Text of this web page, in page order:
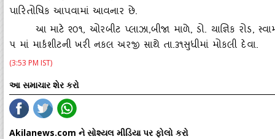
પારિતોષિક આપવામાં આવનાર છે.
આ માટે ૨૦૧, ઓરબીટ પ્‍લાઝા,બીજા માળે, ડો. યાજ્ઞિક રોડ,
૫ માં માર્કશીટની ખરી નકલ અરજી સાથે તા.૩૧સુધીમાં મોકલી દેવા.
(3:53 PM IST)
આ સમાચાર શેર કરો
Akilanews.com ને સોશ્યલ મીડિયા પર ફોલો કરો